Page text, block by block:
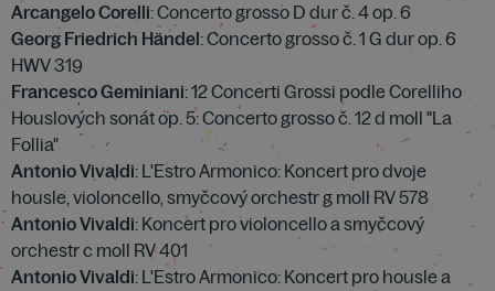
Arcangelo Corelli: Concerto grosso D dur č. 4 op. 6
Georg Friedrich Händel: Concerto grosso č. 1 G dur op. 6
HWV 319
Francesco Geminiani: 12 Concerti Grossi podle Corelliho
Houslových sonát op. 5: Concerto grosso č. 12 d moll "La
Follia"
Antonio Vivaldi: L'Estro Armonico: Koncert pro dvoje
housle, violoncello, smyčcový orchestr g moll RV 578
Antonio Vivaldi: Koncert pro violoncello a smyčcový
orchestr c moll RV 401
Antonio Vivaldi: L'Estro Armonico: Koncert pro housle a